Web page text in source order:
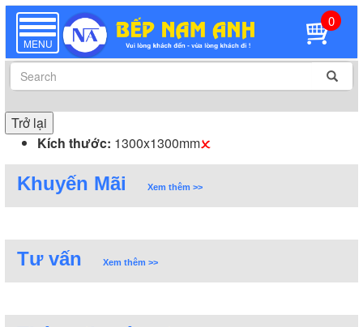
TOGGLE
NAVIGATION
MENU
0
Trở lại
Kích thước: 1300x1300mm
Khuyến Mãi Xem thêm >>
Tư vấn Xem thêm >>